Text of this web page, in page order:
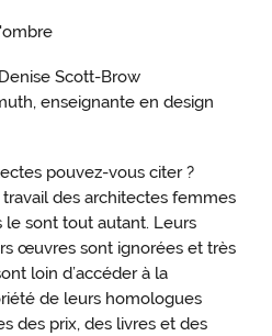
Scott-Brow
enseignante en design
pouvez-vous citer ?
des architectes femmes
sont tout autant. Leurs
œuvres sont ignorées et très
loin d’accéder à la
de leurs homologues
des prix, des livres et des